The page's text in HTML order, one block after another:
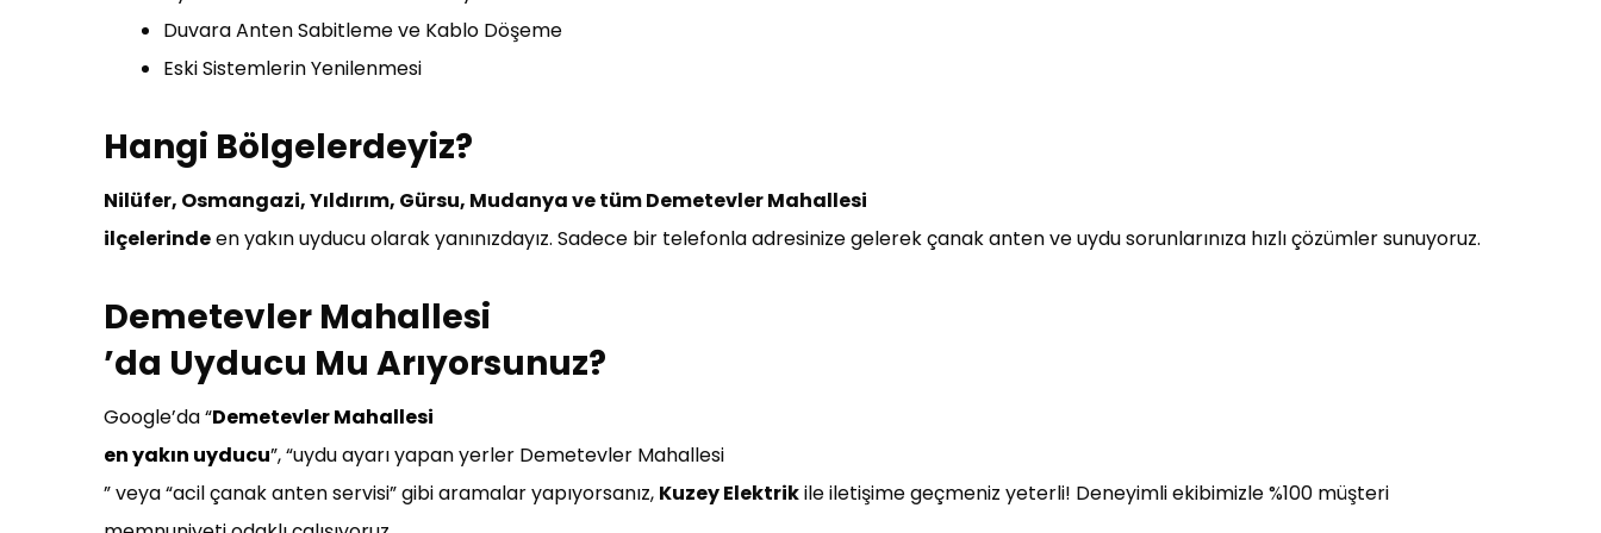
Duvara Anten Sabitleme ve Kablo Döşeme
Eski Sistemlerin Yenilenmesi
Hangi Bölgelerdeyiz?
Nilüfer, Osmangazi, Yıldırım, Gürsu, Mudanya ve tüm Demetevler Mahallesi
ilçelerindeen yakın uyducu olarak yanınızdayız. Sadece bir telefonla adresinize gelerek çanak anten ve uydu sorunlarınıza hızlı çözümler sunuyoruz.
Demetevler Mahallesi
’da Uyducu Mu Arıyorsunuz?
Google’da “Demetevler Mahallesi
en yakın uyducu”, “uydu ayarı yapan yerler Demetevler Mahallesi
” veya “acil çanak anten servisi” gibi aramalar yapıyorsanız, Kuzey Elektrikile iletişime geçmeniz yeterli! Deneyimli ekibimizle %100 müşteri